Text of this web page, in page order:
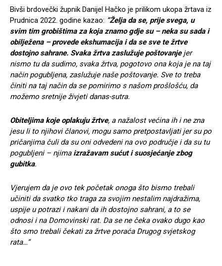
Bivši brdovečki župnik Danijel Hačko je prilikom ukopa žrtava iz
Prudnica 2022. godine kazao: “Želja da se, prije svega, u
svim tim grobištima za koja znamo gdje su – neka su sada i
obilježena – provede ekshumacija i da se sve te žrtve
dostojno sahrane. Svaka žrtva zaslužuje poštovanjejer
nismo tu da sudimo, svaka žrtva, pogotovo ona koja je na taj
način pogubljena, zaslužuje naše poštovanje. Sve to treba
činiti na taj način da se pomirimo s našom prošlošću, da
možemo sretnije živjeti danas-sutra.
Obiteljima koje oplakuju žrtve, a nažalost većina ih i ne zna
jesu li to njihovi članovi, mogu samo pretpostavljati jer su po
pričanjima čuli da su oni odvedeni na ovo područje i da su tu
pogubljeni – njima izražavam sućut i suosjećanje zbog
gubitka.
Vjerujem da je ovo tek početak onoga što bismo trebali
učiniti da svatko tko traga za svojim nestalim najdražima,
uspije u potrazi i nakani da ih dostojno sahrani, a to se
odnosi i na Domovinski rat. Da se ne čeka ovako dugo kao
što smo trebali čekati za žrtve poraća Drugog svjetskog
rata…”